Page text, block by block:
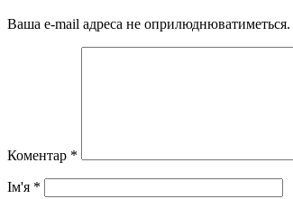
Ваша e-mail адреса не оприлюднюватиметься.
Коментар *
Ім'я *